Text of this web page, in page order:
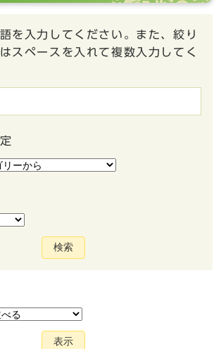
を入力してください。また、絞り
スペースを入れて複数入力してく
検索
表示